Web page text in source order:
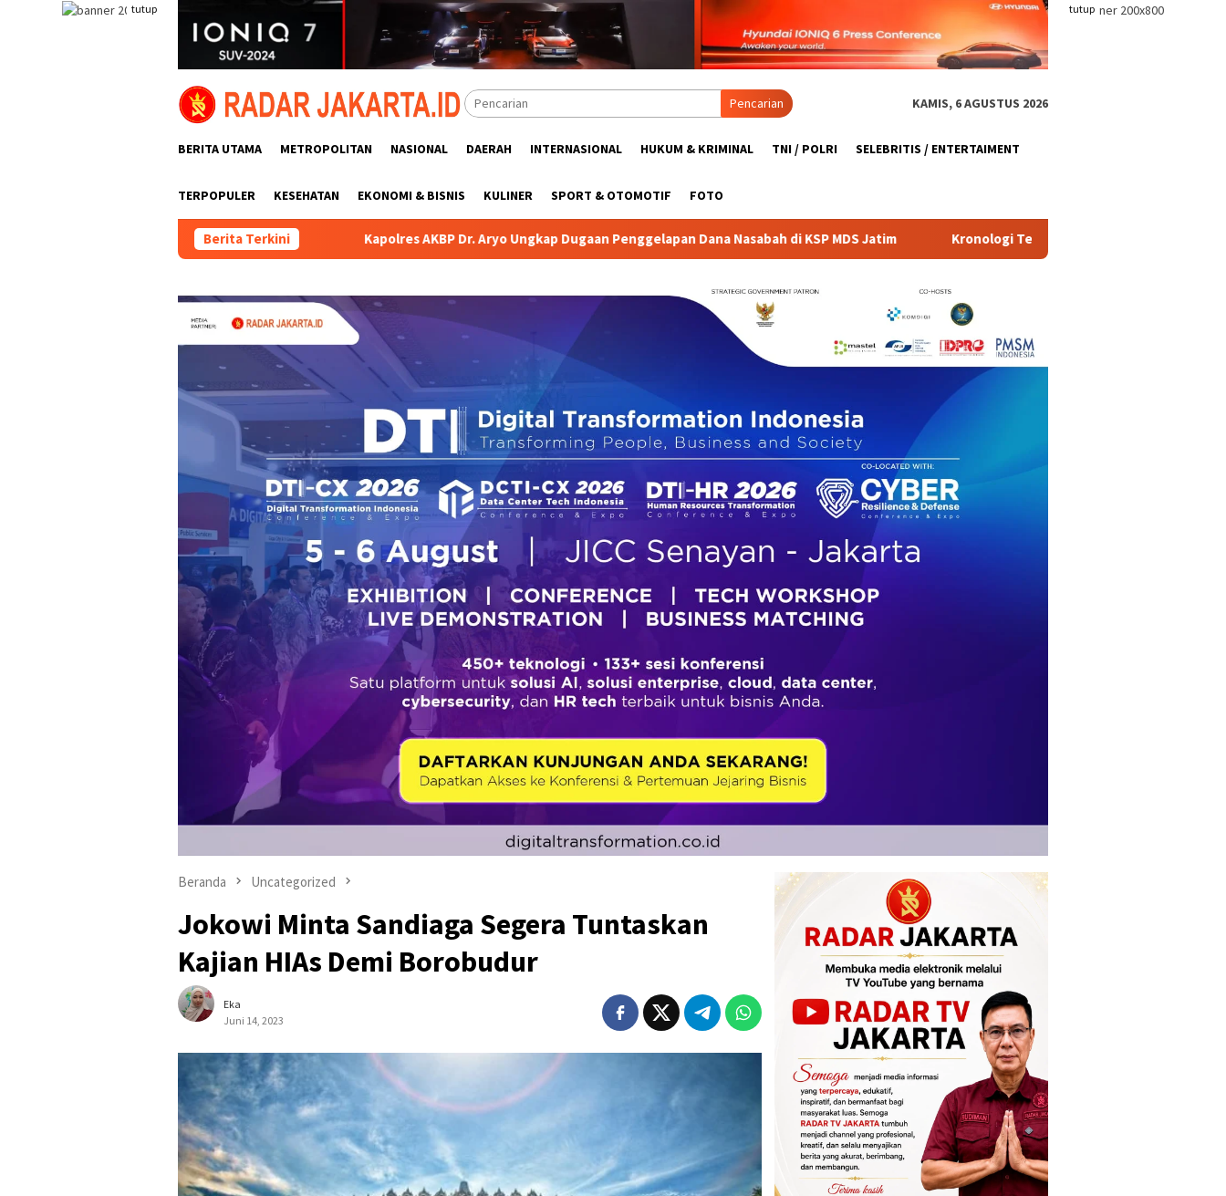
tutup tutup
Pencarian KAMIS, 6 AGUSTUS 2026
BERITA UTAMA METROPOLITAN NASIONAL DAERAH INTERNASIONAL HUKUM & KRIMINAL TNI / POLRI SELEBRITIS / ENTERTAIMENT
TERPOPULER KESEHATAN EKONOMI & BISNIS KULINER SPORT & OTOMOTIF FOTO
Berita Terkini
Kapolres AKBP Dr. Aryo Ungkap Dugaan Penggelapan Dana Nasabah di KSP MDS Jatim Kronologi Temuan 995 Senjata di Sekolah Jaksel, Polisi Selidiki
Beranda Uncategorized
Jokowi Minta Sandiaga Segera Tuntaskan
Kajian HIAs Demi Borobudur
Eka
Juni 14, 2023